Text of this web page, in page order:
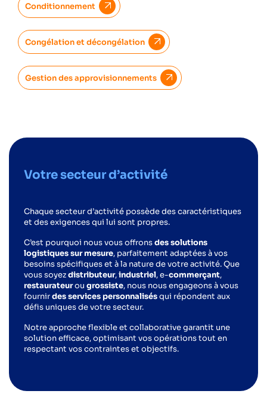
Conditionnement
Congélation et décongélation
Gestion des approvisionnements
Votre secteur d’activité
Chaque secteur d’activité possède des caractéristiques
et des exigences qui lui sont propres.
C’est pourquoi nous vous offronsdes solutions
logistiques sur mesure, parfaitement adaptées à vos
besoins spécifiques et à la nature de votre activité. Que
vous soyezdistributeur,industriel, e-commerçant,
restaurateurou grossiste, nous nous engageons à vous
fournirdes services personnalisésqui répondent aux
défis uniques de votre secteur.
Notre approche flexible et collaborative garantit une
solution efficace, optimisant vos opérations tout en
respectant vos contraintes et objectifs.